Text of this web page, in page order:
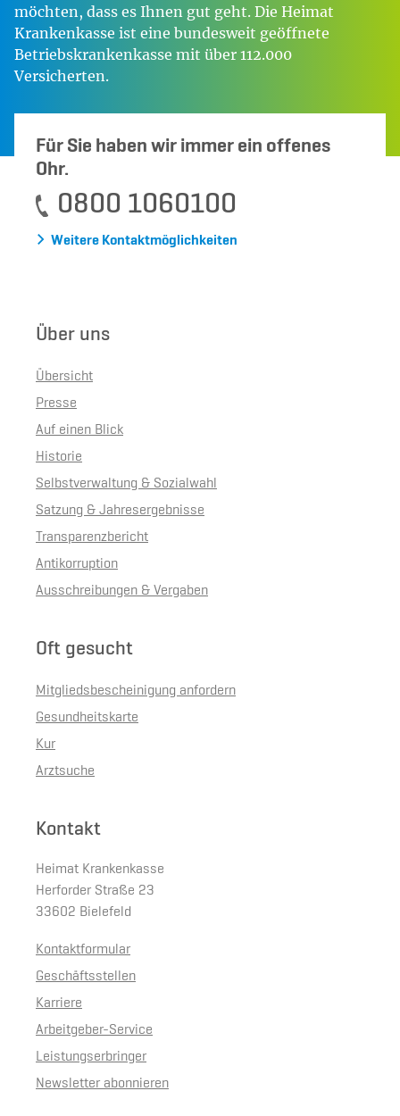
möchten, dass es Ihnen gut geht. Die Heimat
Krankenkasse ist eine bundesweit geöffnete
Betriebskrankenkasse mit über 112.000
Versicherten.
Für Sie haben wir immer ein offenes
Ohr.
0800 1060100
Weitere Kontaktmöglichkeiten
Über uns
Übersicht
Presse
Auf einen Blick
Historie
Selbstverwaltung & Sozialwahl
Satzung & Jahresergebnisse
Transparenzbericht
Antikorruption
Ausschreibungen & Vergaben
Oft gesucht
Mitgliedsbescheinigung anfordern
Gesundheitskarte
Kur
Arztsuche
Kontakt
Heimat Krankenkasse
Herforder Straße 23
33602 Bielefeld
Kontaktformular
Geschäftsstellen
Karriere
Arbeitgeber-Service
Leistungserbringer
Newsletter abonnieren